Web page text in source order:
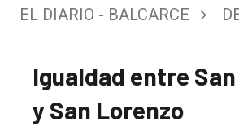
EL DIARIO - BALCARCE
Igualdad entre
y San Lorenzo